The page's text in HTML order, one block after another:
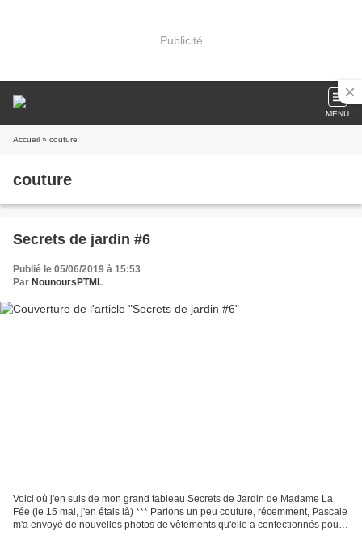
Publicité
MENU
Accueil » couture
couture
Secrets de jardin #6
Publié le 05/06/2019 à 15:53
Par NounoursPTML
Voici où j'en suis de mon grand tableau Secrets de Jardin de Madame La
Fée (le 15 mai, j'en étais là) *** Parlons un peu couture, récemment, Pascale
m'a envoyé de nouvelles photos de vêtements qu'elle a confectionnés pour